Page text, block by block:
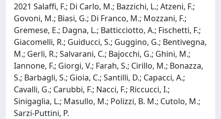
2021 Salaffi, F.; Di Carlo, M.; Bazzichi, L.; Atzeni, F.;
Govoni, M.; Biasi, G.; Di Franco, M.; Mozzani, F.;
Gremese, E.; Dagna, L.; Batticciotto, A.; Fischetti, F.;
Giacomelli, R.; Guiducci, S.; Guggino, G.; Bentivegna,
M.; Gerli, R.; Salvarani, C.; Bajocchi, G.; Ghini, M.;
Iannone, F.; Giorgi, V.; Farah, S.; Cirillo, M.; Bonazza,
S.; Barbagli, S.; Gioia, C.; Santilli, D.; Capacci, A.;
Cavalli, G.; Carubbi, F.; Nacci, F.; Riccucci, I.;
Sinigaglia, L.; Masullo, M.; Polizzi, B. M.; Cutolo, M.;
Sarzi-Puttini, P.